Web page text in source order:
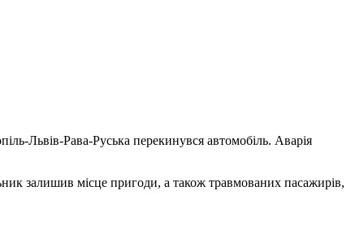
Львів-Рава-Руська перекинувся автомобіль. Аварія
залишив місце пригоди, а також травмованих пасажирів,